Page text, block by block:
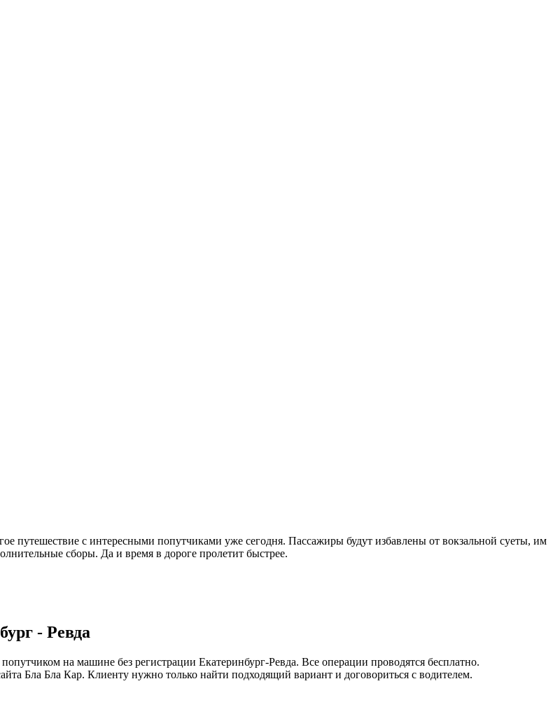
путешествие с интересными попутчиками уже сегодня. Пассажиры будут избавлены от вокзальной суеты, им
сборы. Да и время в дороге пролетит быстрее.
- Ревда
на машине без регистрации Екатеринбург-Ревда. Все операции проводятся бесплатно.
Бла Бла Кар. Клиенту нужно только найти подходящий вариант и договориться с водителем.